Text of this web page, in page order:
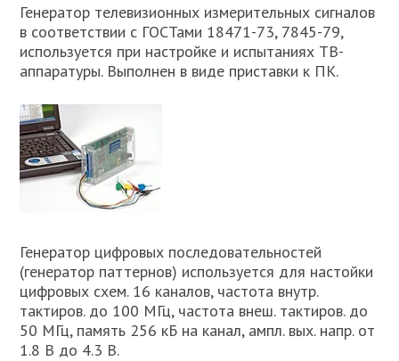
Генератор телевизионных измерительных сигналов
в соответствии с ГОСТами 18471-73, 7845-79,
используется при настройке и испытаниях ТВ-
аппаратуры. Выполнен в виде приставки к ПК.
Генератор цифровых последовательностей
(генератор паттернов) используется для настойки
цифровых схем. 16 каналов, частота внутр.
тактиров. до 100 МГц, частота внеш. тактиров. до
50 МГц, память 256 кБ на канал, ампл. вых. напр. от
1.8 В до 4.3 В.